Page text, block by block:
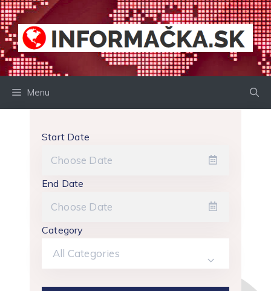
Preskočiť
na
obsah
Menu
Start Date
End Date
Category
All Categories